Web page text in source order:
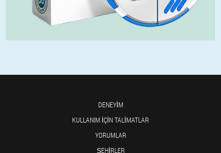
DENEYIM
KULLANIM IÇIN TALIMATLAR
YORUMLAR
ŞEHIRLER